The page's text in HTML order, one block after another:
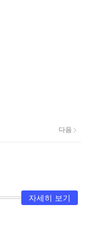
다음
자세히 보기